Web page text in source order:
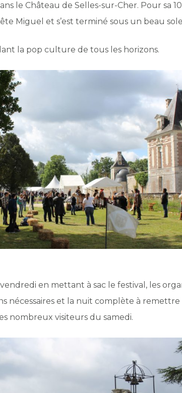
le Château de Selles-sur-Cher. Pour sa
Miguel et s’est terminé sous un beau
la pop culture de tous les horizons.
en mettant à sac le festival, les
nécessaires et la nuit complète à remettre
nombreux visiteurs du samedi.